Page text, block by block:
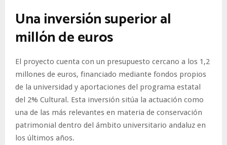
Una inversión superior al
millón de euros
El proyecto cuenta con un presupuesto cercano a los 1,2
millones de euros, financiado mediante fondos propios
de la universidad y aportaciones del programa estatal
del 2% Cultural. Esta inversión sitúa la actuación como
una de las más relevantes en materia de conservación
patrimonial dentro del ámbito universitario andaluz en
los últimos años.